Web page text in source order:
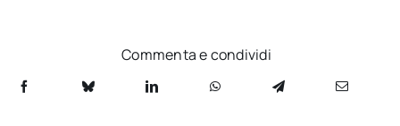
Commenta e condividi